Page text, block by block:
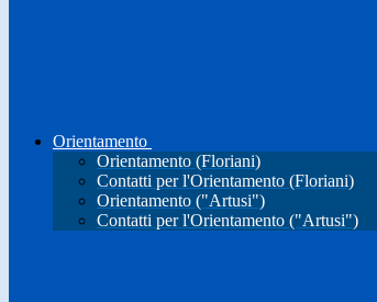
Orientamento
Orientamento (Floriani)
Contatti per l'Orientamento (Floriani)
Orientamento ("Artusi")
Contatti per l'Orientamento ("Artusi")